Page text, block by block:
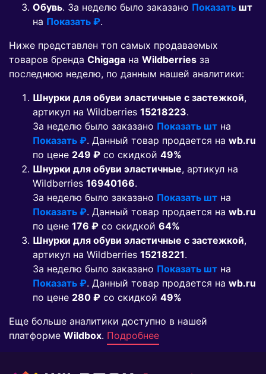
Обувь. За неделю было заказано Показать шт
на Показать ₽.
Ниже представлен топ самых продаваемых
товаров бренда Chigaga на Wildberries за
последнюю неделю, по данным нашей аналитики:
Шнурки для обуви эластичные с застежкой,
артикул на Wildberries 15218223.
За неделю было заказано Показать шт на
Показать ₽. Данный товар продается на wb.ru
по цене 249 ₽ co скидкой 49%
Шнурки для обуви эластичные, артикул на
Wildberries 16940166.
За неделю было заказано Показать шт на
Показать ₽. Данный товар продается на wb.ru
по цене 176 ₽ co скидкой 64%
Шнурки для обуви эластичные с застежкой,
артикул на Wildberries 15218221.
За неделю было заказано Показать шт на
Показать ₽. Данный товар продается на wb.ru
по цене 280 ₽ co скидкой 49%
Еще больше аналитики доступно в нашей
платформе Wildbox. Подробнее